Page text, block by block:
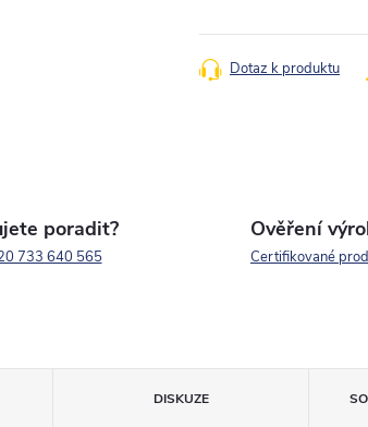
cena:
Dotaz k produktu
poradit?
733 640 565
Ověření
Certifikované
DISKUZE